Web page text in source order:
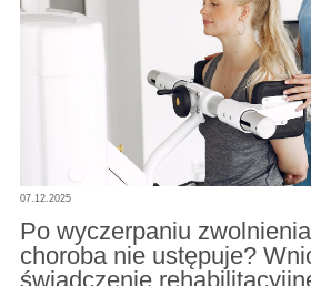
07.12.2025
Po wyczerpaniu
choroba nie ustępuje?
świadczenie